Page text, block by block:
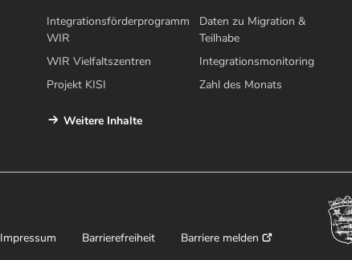
Integrationsförderprogramm
WIR
WIR Vielfaltszentren
Projekt KISI
Weitere Inhalte
Daten zu Migration &
Teilhabe
Integrationsmonitoring
Zahl des Monats
Impressum Barrierefreiheit
Barriere melden